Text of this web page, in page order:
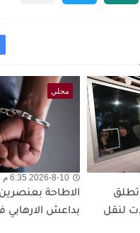
تطلق
لنقل
محلي
2026-8-10 6:35 م
الاطاحة بعنصرين
بداعش الارهابي